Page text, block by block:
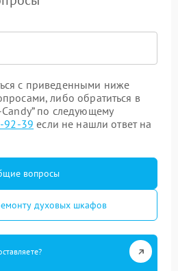
с приведенными ниже
либо обратиться в
по следующему
92-39 если не нашли ответ на
вопросы
духовых шкафов